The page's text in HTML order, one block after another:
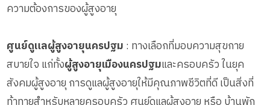
ความต้องการของผู้สูงอายุ
ศูนย์ดูแลผู้สูงอายุนครปฐม : ทางเลือกที่มอบความสุขกาย
สบายใจ แก่ทั้งผู้สูงอายุเมืองนครปฐมและครอบครัว ในยุค
สังคมผู้สูงอายุ การดูแลผู้สูงอายุให้มีคุณภาพชีวิตที่ดี เป็นสิ่งที่